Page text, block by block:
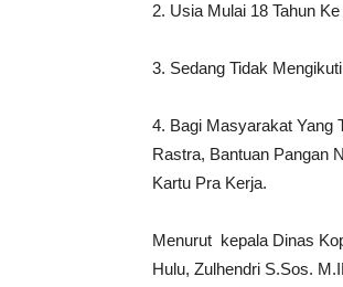
2. Usia Mulai 18 Tahun Ke
3. Sedang Tidak
4. Bagi Masyarakat Yang
Rastra, Bantuan Pangan
Kartu Pra Kerja.
Menurut kepala Dinas
Hulu, Zulhendri S.Sos.